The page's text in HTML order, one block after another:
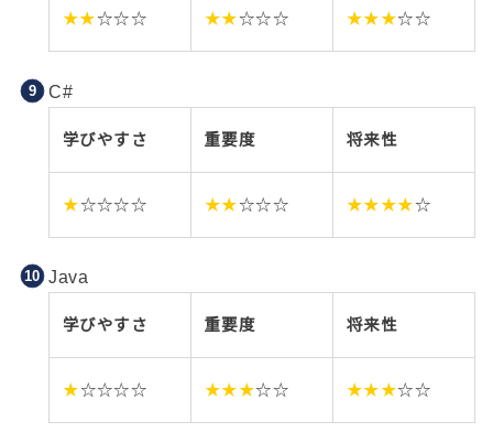
★★☆☆☆ ★★☆☆☆ ★★★☆☆
C#
学びやすさ 重要度 将来性
★☆☆☆☆ ★★☆☆☆ ★★★★☆
Java
学びやすさ 重要度 将来性
★☆☆☆☆ ★★★☆☆ ★★★☆☆